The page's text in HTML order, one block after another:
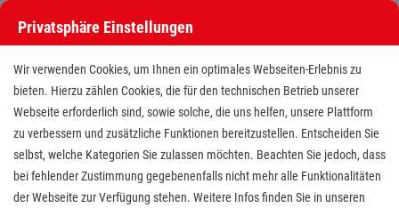
Privatsphäre Einstellungen
Wir verwenden Cookies, um Ihnen ein optimales Webseiten-Erlebnis zu
bieten. Hierzu zählen Cookies, die für den technischen Betrieb unserer
Webseite erforderlich sind, sowie solche, die uns helfen, unsere Plattform
zu verbessern und zusätzliche Funktionen bereitzustellen. Entscheiden Sie
selbst, welche Kategorien Sie zulassen möchten. Beachten Sie jedoch, dass
bei fehlender Zustimmung gegebenenfalls nicht mehr alle Funktionalitäten
der Webseite zur Verfügung stehen. Weitere Infos finden Sie in unseren